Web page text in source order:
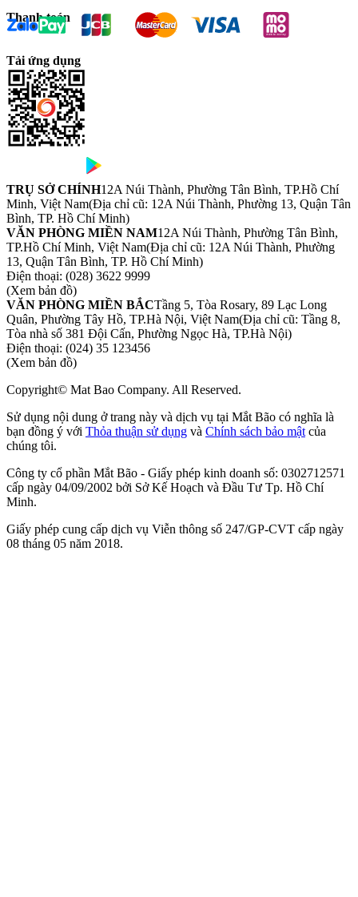
Thanh toán
Tải ứng dụng
TRỤ SỞ CHÍNH12A Núi Thành, Phường Tân Bình, TP.Hồ Chí
Minh, Việt Nam(Địa chỉ cũ: 12A Núi Thành, Phường 13, Quận Tân
Bình, TP. Hồ Chí Minh)
VĂN PHÒNG MIỀN NAM12A Núi Thành, Phường Tân Bình,
TP.Hồ Chí Minh, Việt Nam(Địa chỉ cũ: 12A Núi Thành, Phường
13, Quận Tân Bình, TP. Hồ Chí Minh)
Điện thoại: (028) 3622 9999
(Xem bản đồ)
VĂN PHÒNG MIỀN BẮCTầng 5, Tòa Rosary, 89 Lạc Long
Quân, Phường Tây Hồ, TP.Hà Nội, Việt Nam(Địa chỉ cũ: Tầng 8,
Tòa nhà số 381 Đội Cấn, Phường Ngọc Hà, TP.Hà Nội)
Điện thoại: (024) 35 123456
(Xem bản đồ)
Copyright© Mat Bao Company. All Reserved.
Sử dụng nội dung ở trang này và dịch vụ tại Mắt Bão có nghĩa là
bạn đồng ý với Thỏa thuận sử dụng và Chính sách bảo mậtcủa
chúng tôi.
Công ty cổ phần Mắt Bão - Giấy phép kinh doanh số: 0302712571
cấp ngày 04/09/2002 bởi Sở Kế Hoạch và Đầu Tư Tp. Hồ Chí
Minh.
Giấy phép cung cấp dịch vụ Viễn thông số 247/GP-CVT cấp ngày
08 tháng 05 năm 2018.